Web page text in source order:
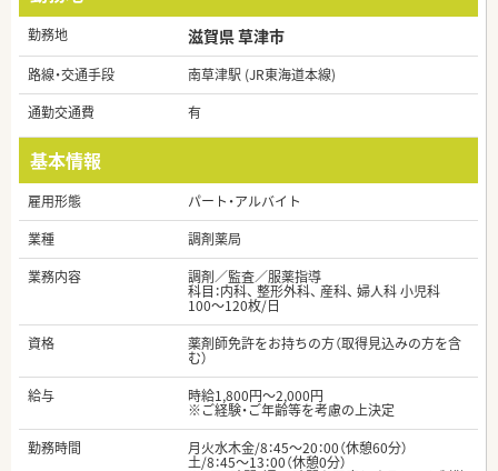
勤務地 滋賀県 草津市
路線・交通手段
南草津駅 (JR東海道本線)
通勤交通費
有
基本情報
雇用形態
パート・アルバイト
業種
調剤薬局
業務内容
調剤／監査／服薬指導
科目：内科、 整形外科、 産科、 婦人科 小児科
100～120枚/日
資格
薬剤師免許をお持ちの方（取得見込みの方を含
む）
給与
時給1,800円～2,000円
※ご経験・ご年齢等を考慮の上決定
勤務時間
月火水木金/8：45～20：00（休憩60分）
土/8：45～13：00（休憩0分）